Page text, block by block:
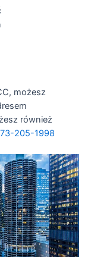
możesz
również
205-1998